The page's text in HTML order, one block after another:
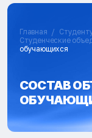
Главная
Студенческие
обучающихся
СОСТАВ